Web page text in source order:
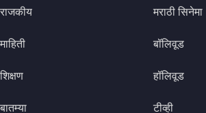
राजकीय
माहिती
शिक्षण
बातम्या
मराठी सिनेमा
बॉलिवूड
हॉलिवूड
टीव्ही